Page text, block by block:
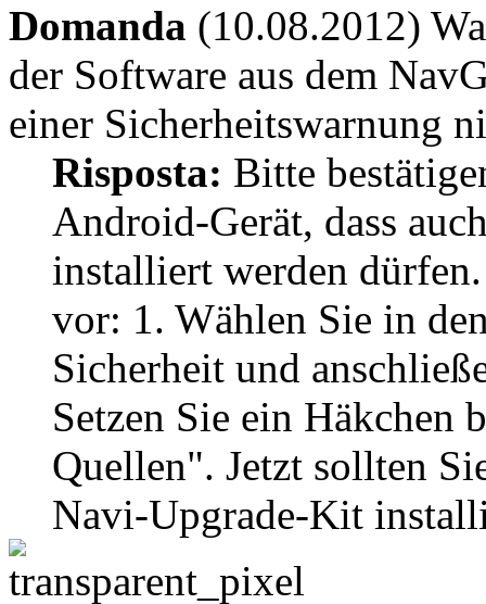
Domanda (10.08.2012)
der Software aus dem
einer Sicherheitswarnung
Risposta: Bitte
Android-Gerät, dass
installiert werden
vor: 1. Wählen Sie in
Sicherheit und
Setzen Sie ein Häkchen
Quellen". Jetzt sollten
Navi-Upgrade-Kit